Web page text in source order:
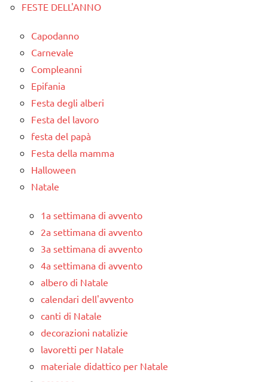
FESTE DELL'ANNO
Capodanno
Carnevale
Compleanni
Epifania
Festa degli alberi
Festa del lavoro
festa del papà
Festa della mamma
Halloween
Natale
1a settimana di avvento
2a settimana di avvento
3a settimana di avvento
4a settimana di avvento
albero di Natale
calendari dell'avvento
canti di Natale
decorazioni natalizie
lavoretti per Natale
materiale didattico per Natale